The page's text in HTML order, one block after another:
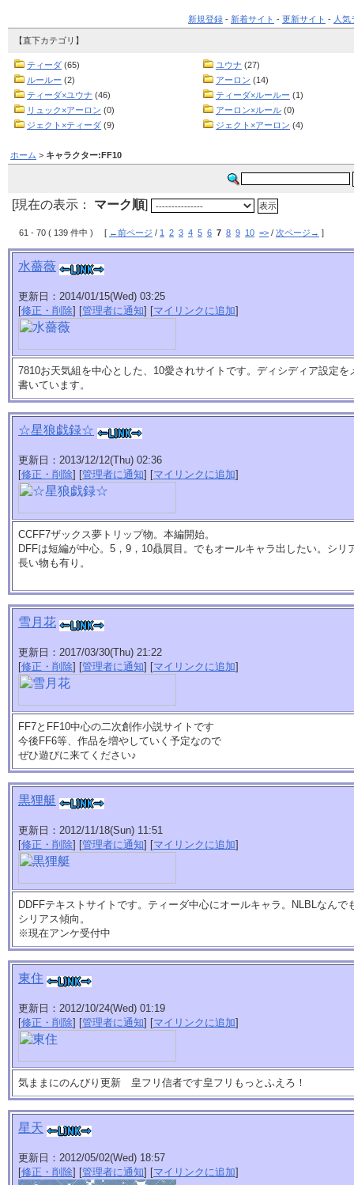
新規登録 - 新着サイト - 更新サイト - 人
【直下カテゴリ】
ティーダ (65) ユウナ (27)
ルールー (2) アーロン (14)
ティーダ×ユウナ (46) ティーダ×ルールー (1)
リュック×アーロン (0) アーロン×ルール (0)
ジェクト×ティーダ (9) ジェクト×アーロン (4)
ホーム > キャラクター:FF10
[現在の表示： マーク順]
61 - 70 ( 139 件中 ) [ ←前ページ / 1 2 3 4 5 6 7 8 9 10 => / 次ページ→ ]
水薔薇
更新日：2014/01/15(Wed) 03:25
[修正・削除] [管理者に通知] [マイリンクに追加]
7810お天気組を中心とした、10愛されサイトです。ディシディア設定
書いています。
☆星狼戯録☆
更新日：2013/12/12(Thu) 02:36
[修正・削除] [管理者に通知] [マイリンクに追加]
CCFF7ザックス夢トリップ物。本編開始。
DFFは短編が中心。5，9，10贔屓目。でもオールキャラ出したい。シリ
長い物も有り。
雪月花
更新日：2017/03/30(Thu) 21:22
[修正・削除] [管理者に通知] [マイリンクに追加]
FF7とFF10中心の二次創作小説サイトです
今後FF6等、作品を増やしていく予定なので
ぜひ遊びに来てください♪
黒狸艇
更新日：2012/11/18(Sun) 11:51
[修正・削除] [管理者に通知] [マイリンクに追加]
DDFFテキストサイトです。ティーダ中心にオールキャラ。NLBLなんで
シリアス傾向。
※現在アンケ受付中
東住
更新日：2012/10/24(Wed) 01:19
[修正・削除] [管理者に通知] [マイリンクに追加]
気ままにのんびり更新 皇フリ信者です皇フリもっとふえろ！
星天
更新日：2012/05/02(Wed) 18:57
[修正・削除] [管理者に通知] [マイリンクに追加]